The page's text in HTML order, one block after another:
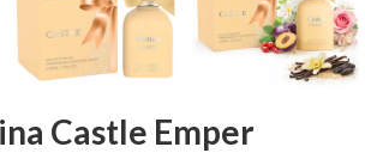
Castle Emper